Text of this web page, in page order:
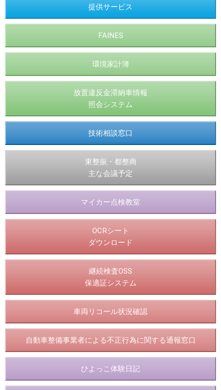
提供サービス
FAINES
環境家計簿
放置違反金滞納車情報
照会システム
技術相談窓口
東整振・都整商
主な会議予定
マイカー点検教室
OCRシート
ダウンロード
継続検査OSS
保適証システム
車両リコール状況確認
自動車整備事業者による不正行為に関する通報窓口
ひよっこ体験日記